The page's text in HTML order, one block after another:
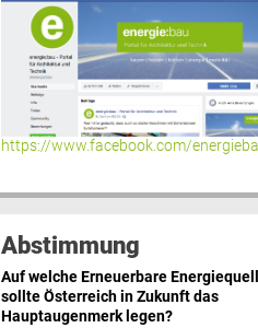
https://www.facebook.com/
Abstimmung
Auf welche Erneuerbare
sollte Österreich in Zukunft das
Hauptaugenmerk legen?